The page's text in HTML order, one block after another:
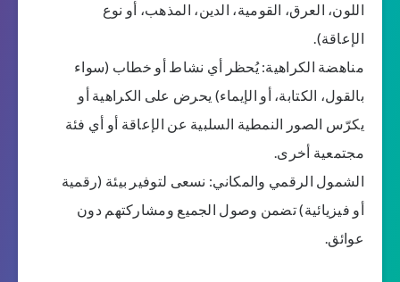
اللون، العرق، القومية، الدين، المذهب، أو نوع
الإعاقة).
مناهضة الكراهية: يُحظر أي نشاط أو خطاب (سواء
بالقول، الكتابة، أو الإيماء) يحرض على الكراهية أو
يكرّس الصور النمطية السلبية عن الإعاقة أو أي فئة
مجتمعية أخرى.
الشمول الرقمي والمكاني: نسعى لتوفير بيئة (رقمية
أو فيزيائية) تضمن وصول الجميع ومشاركتهم دون
عوائق.